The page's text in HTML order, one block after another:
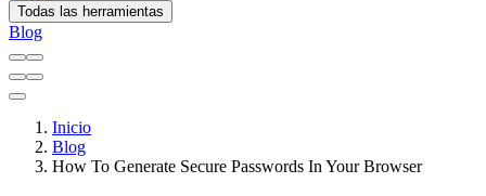
Todas las herramientas
Blog
Inicio
Blog
How To Generate Secure Passwords In Your Browser